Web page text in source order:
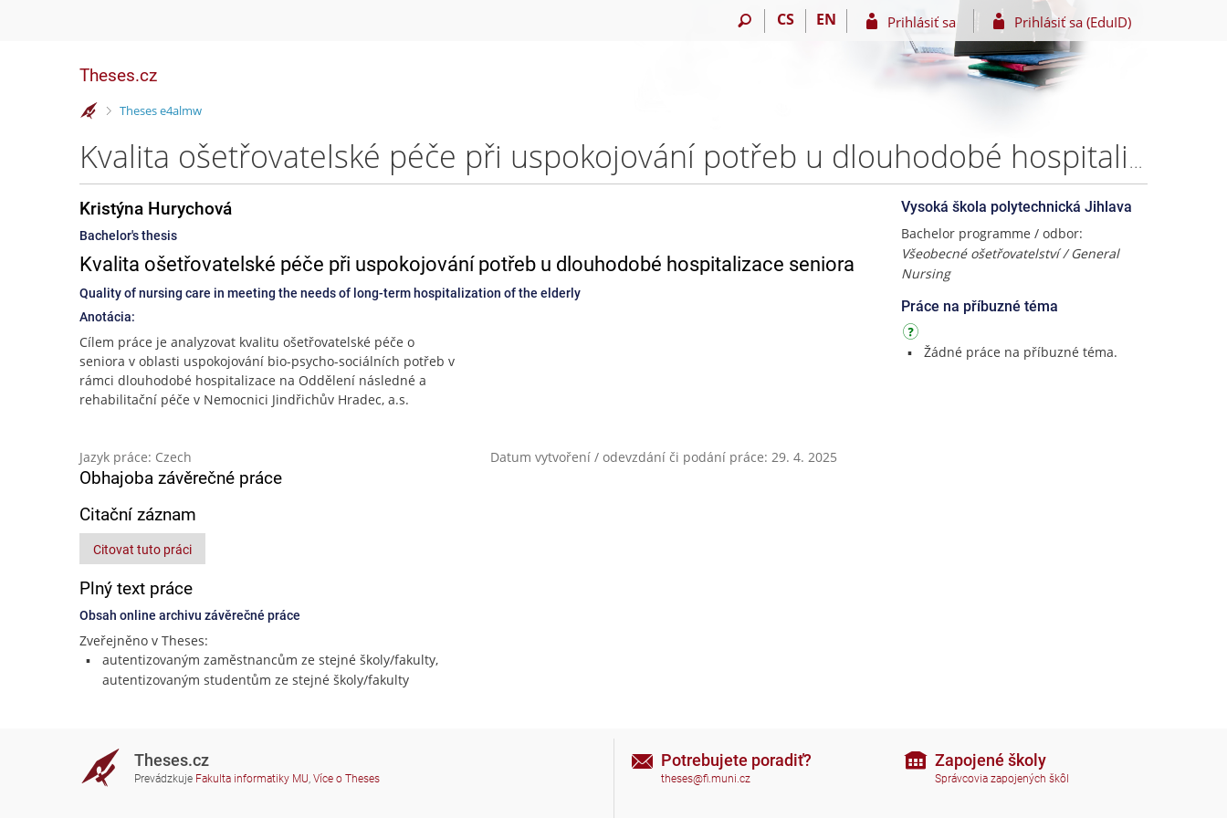
CS EN Prihlásiť sa Prihlásiť sa (EduID)
Theses.cz
>
Theses e4almw
Kvalita ošetřovatelské péče při uspokojování potřeb u dlouhodobé hospitalizace seniora – Kristýna Hurychová
Kristýna Hurychová
Bachelor's thesis
Kvalita ošetřovatelské péče při uspokojování potřeb u dlouhodobé hospitalizace seniora
Quality of nursing care in meeting the needs of long-term hospitalization of the elderly
Anotácia:
Cílem práce je analyzovat kvalitu ošetřovatelské péče o
seniora v oblasti uspokojování bio-psycho-sociálních potřeb v
rámci dlouhodobé hospitalizace na Oddělení následné a
rehabilitační péče v Nemocnici Jindřichův Hradec, a.s.
Jazyk práce: Czech Datum vytvoření / odevzdání či podání práce: 29. 4. 2025
Obhajoba závěrečné práce
Citační záznam
Citovat tuto práci
Plný text práce
Obsah online archivu závěrečné práce
Zveřejněno v Theses:
autentizovaným zaměstnancům ze stejné školy/fakulty,
autentizovaným studentům ze stejné školy/fakulty
Vysoká škola polytechnická Jihlava
Bachelor programme / odbor:
Všeobecné ošetřovatelství / General
Nursing
Práce na příbuzné téma
Žádné práce na příbuzné téma.
Theses.cz
Prevádzkuje Fakulta informatiky MU, Více o Theses
Potrebujete poradiť?
theses@fi.muni.cz
Zapojené školy
Správcovia zapojených škôl